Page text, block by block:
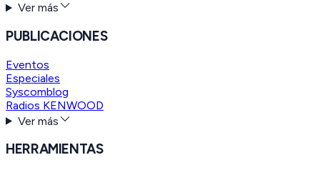
Ver más
PUBLICACIONES
Eventos
Especiales
Syscomblog
Radios KENWOOD
Ver más
HERRAMIENTAS